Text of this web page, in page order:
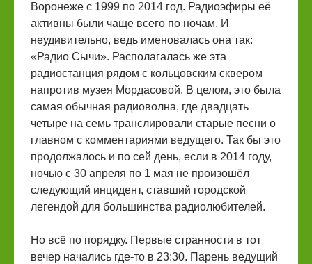
Воронеже с 1999 по 2014 год. Радиоэфиры её
активны были чаще всего по ночам. И
неудивительно, ведь именовалась она так:
«Радио Сычи». Располагалась же эта
радиостанция рядом с кольцовским сквером
напротив музея Мордасовой. В целом, это была
самая обычная радиоволна, где двадцать
четыре на семь транслировали старые песни о
главном с комментариями ведущего. Так бы это
продолжалось и по сей день, если в 2014 году,
ночью с 30 апреля по 1 мая не произошёл
следующий инцидент, ставший городской
легендой для большинства радиолюбителей.
Но всё по порядку. Первые странности в тот
вечер начались где-то в 23:30. Парень ведущий